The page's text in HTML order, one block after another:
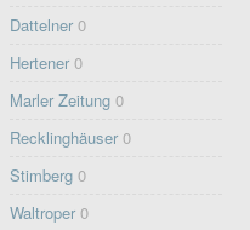
Dattelner 0
Hertener 0
Marler Zeitung 0
Recklinghäuser 0
Stimberg 0
Waltroper 0